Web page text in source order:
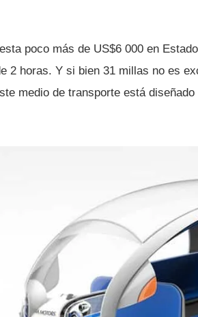
poco más de US$6 000 en
2 horas. Y si bien 31 millas no es
medio de transporte está